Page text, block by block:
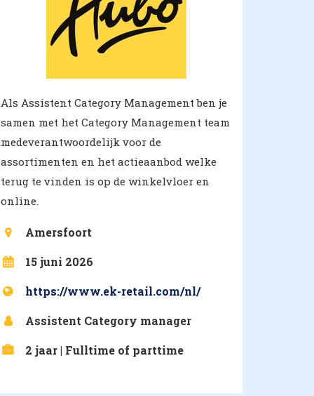
Als Assistent Category Management ben je
samen met het Category Management team
medeverantwoordelijk voor de
assortimenten en het actieaanbod welke
terug te vinden is op de winkelvloer en
online.
Amersfoort
15 juni 2026
https://www.ek-retail.com/nl/
Assistent Category manager
2 jaar | Fulltime of parttime